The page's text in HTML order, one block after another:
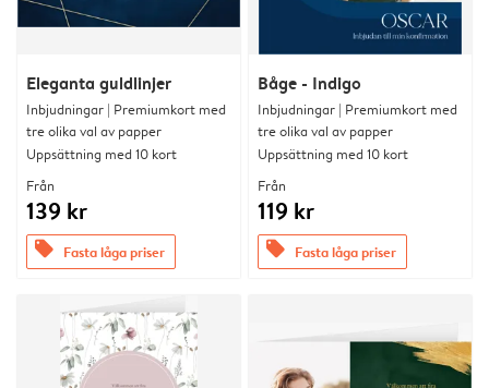
Eleganta guldlinjer
Inbjudningar | Premiumkort med
tre olika val av papper
Uppsättning med 10 kort
Från
139 kr
offers Fasta låga priser
Båge - Indigo
Inbjudningar | Premiumkort med
tre olika val av papper
Uppsättning med 10 kort
Från
119 kr
offers Fasta låga priser